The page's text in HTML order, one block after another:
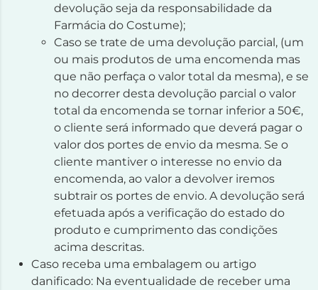
devolução seja da responsabilidade da
Farmácia do Costume);
Caso se trate de uma devolução parcial, (um
ou mais produtos de uma encomenda mas
que não perfaça o valor total da mesma), e se
no decorrer desta devolução parcial o valor
total da encomenda se tornar inferior a 50€,
o cliente será informado que deverá pagar o
valor dos portes de envio da mesma. Se o
cliente mantiver o interesse no envio da
encomenda, ao valor a devolver iremos
subtrair os portes de envio. A devolução será
efetuada após a verificação do estado do
produto e cumprimento das condições
acima descritas.
Caso receba uma embalagem ou artigo
danificado: Na eventualidade de receber uma